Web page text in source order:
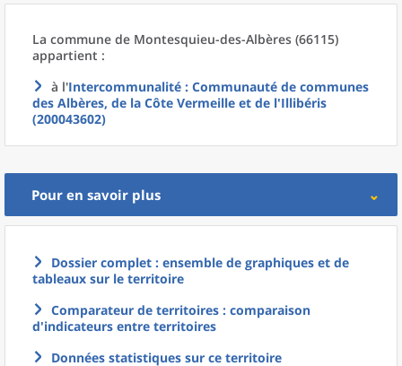
La commune de Montesquieu-des-Albères (66115)
appartient :
à l'Intercommunalité : Communauté de communes
des Albères, de la Côte Vermeille et de l'Illibéris
(200043602)
Pour en savoir plus
Dossier complet : ensemble de graphiques et de
tableaux sur le territoire
Comparateur de territoires : comparaison
d'indicateurs entre territoires
Données statistiques sur ce territoire